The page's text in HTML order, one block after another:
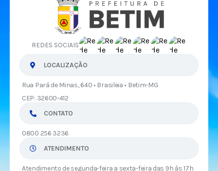
REDES SOCIAIS
LOCALIZAÇÃO
Rua Pará de Minas, 640 • Brasileia • Betim-MG
CEP: 32600-412
CONTATO
0800 256 3236
ATENDIMENTO
Atendimento de segunda-feira a sexta-feira das 9h às 17h